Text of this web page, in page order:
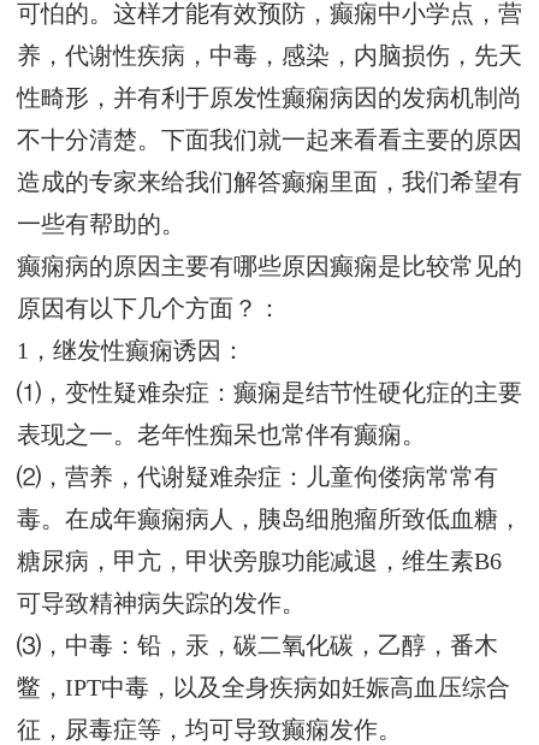
可怕的。这样才能有效预防，癫痫中小学点，营
养，代谢性疾病，中毒，感染，内脑损伤，先天
性畸形，并有利于原发性癫痫病因的发病机制尚
不十分清楚。下面我们就一起来看看主要的原因
造成的专家来给我们解答癫痫里面，我们希望有
一些有帮助的。
癫痫病的原因主要有哪些原因癫痫是比较常见的
原因有以下几个方面？：
1，继发性癫痫诱因：
⑴，变性疑难杂症：癫痫是结节性硬化症的主要
表现之一。老年性痴呆也常伴有癫痫。
⑵，营养，代谢疑难杂症：儿童佝偻病常常有
毒。在成年癫痫病人，胰岛细胞瘤所致低血糖，
糖尿病，甲亢，甲状旁腺功能减退，维生素B6
可导致精神病失踪的发作。
⑶，中毒：铅，汞，碳二氧化碳，乙醇，番木
鳖，IPT中毒，以及全身疾病如妊娠高血压综合
征，尿毒症等，均可导致癫痫发作。